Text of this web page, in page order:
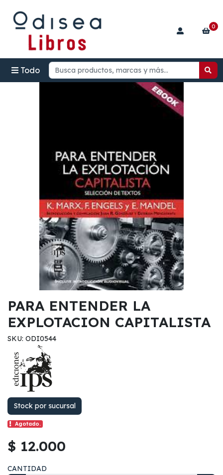
Todo
0
PARA ENTENDER LA
EXPLOTACION CAPITALISTA
SKU: ODI0544
Stock por sucursal
Agotado.
$ 12.000
CANTIDAD